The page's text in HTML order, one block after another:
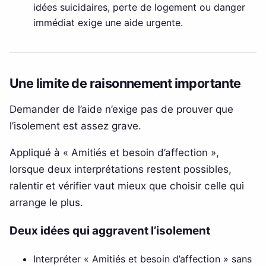
idées suicidaires, perte de logement ou danger
immédiat exige une aide urgente.
Une limite de raisonnement importante
Demander de l’aide n’exige pas de prouver que
l’isolement est assez grave.
Appliqué à « Amitiés et besoin d’affection »,
lorsque deux interprétations restent possibles,
ralentir et vérifier vaut mieux que choisir celle qui
arrange le plus.
Deux idées qui aggravent l’isolement
Interpréter « Amitiés et besoin d’affection » sans